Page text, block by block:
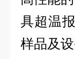
具超温
样品及设